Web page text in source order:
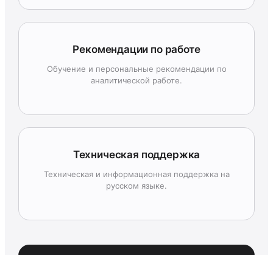
Рекомендации по работе
Обучение и персональные рекомендации по
аналитической работе.
Техническая поддержка
Техническая и информационная поддержка на
русском языке.